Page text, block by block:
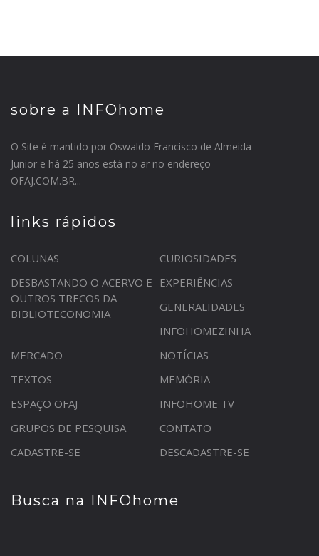
sobre a INFOhome
O Site é mantido por Oswaldo Francisco de Almeida
Junior e há 25 anos está no ar no endereço
OFAJ.COM.BR...
links rápidos
COLUNAS
CURIOSIDADES
DESBASTANDO O ACERVO E
OUTROS TRECOS DA
BIBLIOTECONOMIA
EXPERIÊNCIAS
GENERALIDADES
INFOHOMEZINHA
MERCADO
NOTÍCIAS
TEXTOS
MEMÓRIA
ESPAÇO OFAJ
INFOHOME TV
GRUPOS DE PESQUISA
CONTATO
CADASTRE-SE
DESCADASTRE-SE
Busca na INFOhome